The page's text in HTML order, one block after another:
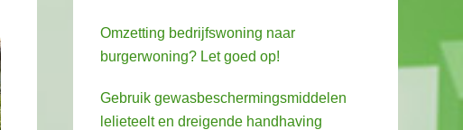
Omzetting bedrijfswoning naar
burgerwoning? Let goed op!
Gebruik gewasbeschermingsmiddelen
lelieteelt en dreigende handhaving